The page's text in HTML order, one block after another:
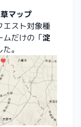
マップ
エスト対象種
ムだけの「淀
。